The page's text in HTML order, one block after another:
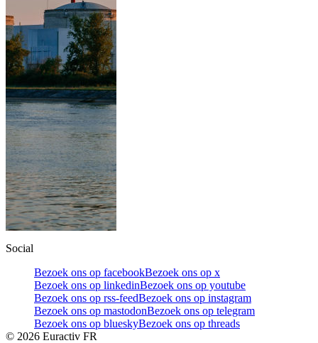
Social
Bezoek ons op facebookBezoek ons op x
Bezoek ons op linkedinBezoek ons op youtube
Bezoek ons op rss-feedBezoek ons op instagram
Bezoek ons op mastodonBezoek ons op telegram
Bezoek ons op blueskyBezoek ons op threads
© 2026 Euractiv FR